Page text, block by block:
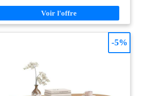
décoration Dimensions globales : Longueur 140 cm x
largeur 70 cm x Hauteur 35,5 cm
-5%